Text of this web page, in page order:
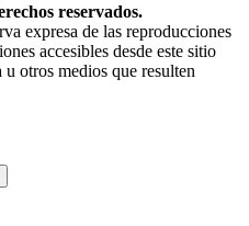
reservados.
expresa de las reproducciones
accesibles desde este sitio
otros medios que resulten